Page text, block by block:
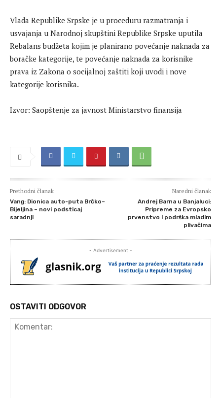
Vlada Republike Srpske je u proceduru razmatranja i
usvajanja u Narodnoj skupštini Republike Srpske uputila
Rebalans budžeta kojim je planirano povećanje naknada za
boračke kategorije, te povećanje naknada za korisnike
prava iz Zakona o socijalnoj zaštiti koji uvodi i nove
kategorije korisnika.
Izvor: Saopštenje za javnost Ministarstvo finansija
Prethodni članak
Vang: Dionica auto-puta Brčko–
Bijeljina – novi podsticaj
saradnji
Naredni članak
Andrej Barna u Banjaluci:
Pripreme za Evropsko
prvenstvo i podrška mladim
plivačima
- Advertisement -
OSTAVITI ODGOVOR